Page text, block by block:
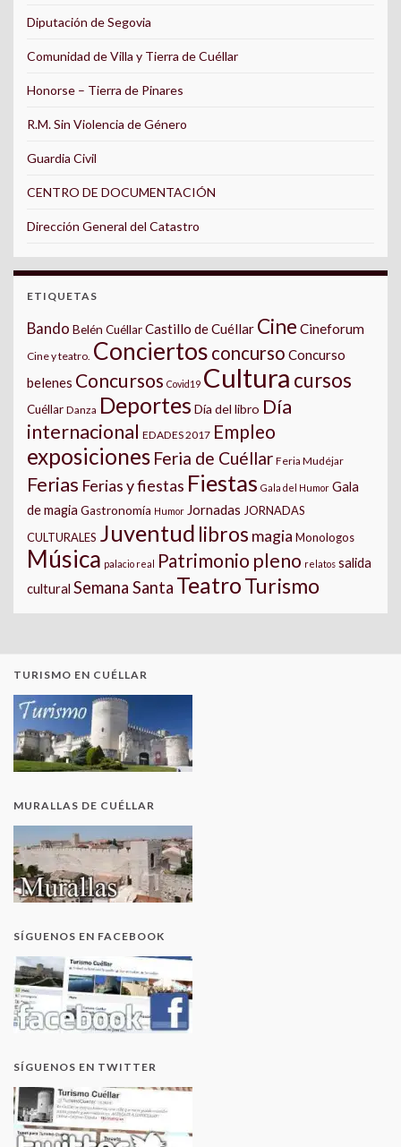
Diputación de Segovia
Comunidad de Villa y Tierra de Cuéllar
Honorse – Tierra de Pinares
R.M. Sin Violencia de Género
Guardia Civil
CENTRO DE DOCUMENTACIÓN
Dirección General del Catastro
ETIQUETAS
Bando Belén CuéllarCastillo de Cuéllar Cine Cineforum
Cine y teatro. Conciertos concurso Concurso
belenes Concursos Covid19 Cultura cursos
Cuéllar Danza Deportes Día del libro Día
internacional EDADES 2017 Empleo
exposiciones Feria de Cuéllar Feria Mudéjar
Ferias Ferias y fiestas Fiestas Gala del Humor Gala
de magia Gastronomía Humor Jornadas JORNADAS
CULTURALES Juventud libros magia Monologos
Música palacio real Patrimonio pleno relatos salida
cultural Semana Santa TeatroTurismo
TURISMO EN CUÉLLAR
MURALLAS DE CUÉLLAR
SÍGUENOS EN FACEBOOK
SÍGUENOS EN TWITTER